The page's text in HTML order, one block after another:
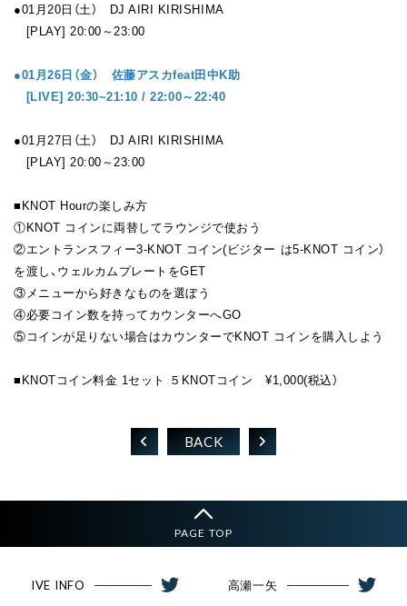
●01月20日（土） DJ AIRI KIRISHIMA
[PLAY] 20:00～23:00
●01月26日（金） 佐藤アスカfeat田中K助
[LIVE] 20:30~21:10 / 22:00～22:40
●01月27日（土） DJ AIRI KIRISHIMA
[PLAY] 20:00～23:00
■KNOT Hourの楽しみ方
①KNOT コインに両替してラウンジで使おう
②エントランスフィー3-KNOT コイン(ビジター は5-KNOT コイン）
を渡し、ウェルカムプレートをGET
③メニューから好きなものを選ぼう
④必要コイン数を持ってカウンターへGO
⑤コインが足りない場合はカウンターでKNOT コインを購入しよう
■KNOTコイン料金 1セット ５KNOTコイン ¥1,000(税込）
BACK
PAGE TOP
IVE INFO 高瀬一矢